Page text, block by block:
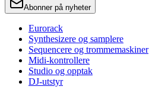
Abonner på nyheter
Eurorack
Synthesizere og samplere
Sequencere og trommemaskiner
Midi-kontrollere
Studio og opptak
DJ-utstyr